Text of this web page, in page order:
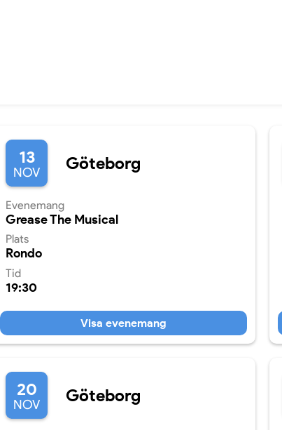
13
NOV Göteborg
Plats
Rondo
Evenemang
Grease The Musical
Tid
19:30
Visa evenemang
20
NOV Göteborg